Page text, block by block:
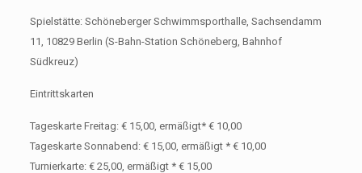
Spielstätte: Schöneberger Schwimmsporthalle, Sachsendamm
11, 10829 Berlin (S-Bahn-Station Schöneberg, Bahnhof
Südkreuz)
Eintrittskarten
Tageskarte Freitag: € 15,00, ermäßigt* € 10,00
Tageskarte Sonnabend: € 15,00, ermäßigt * € 10,00
Turnierkarte: € 25,00, ermäßigt * € 15,00